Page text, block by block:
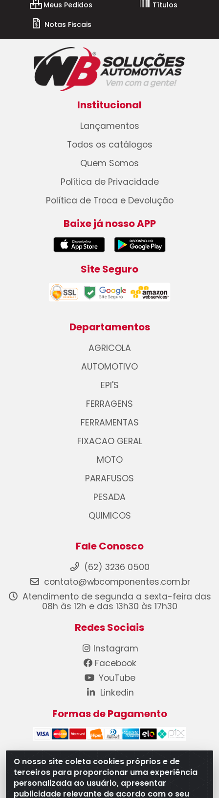
O nosso site coleta cookies próprios e de
terceiros para proporcionar uma experiência
personalizada ao usuário, apresentar
publicidade relevante de acordo com o seu
Meus Pedidos
Títulos
Notas Fiscais
Institucional
Lançamentos
Todos os catálogos
Quem Somos
Política de Privacidade
Política de Troca e Devolução
Baixe já nosso APP
Site Seguro
Departamentos
AGRICOLA
AUTOMOTIVO
EPI'S
FERRAGENS
FERRAMENTAS
FIXACAO GERAL
MOTO
PARAFUSOS
PESADA
QUIMICOS
Fale Conosco
(62) 3236 0500
contato@wbcomponentes.com.br
Atendimento de segunda a sexta-feira das
08h às 12h e das 13h30 às 17h30
Redes Sociais
Instagram
Facebook
YouTube
Linkedin
Formas de Pagamento
WB Componentes Automotivos LTDA - CNPJ
08.528.393/0001-12 - Rua do Níquel, 667 - Parque
Oeste Industrial, Goiânia/GO - CEP 74375-660